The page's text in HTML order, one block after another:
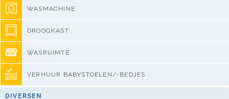
WASMACHINE
DROOGKAST
WASRUIMTE
VERHUUR BABYSTOELEN/-BEDJES
DIVERSEN